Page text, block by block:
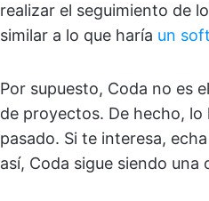
realizar el seguimiento de
similar a lo que haría un
Por supuesto, Coda no es
de proyectos. De hecho,
pasado. Si te interesa,
así, Coda sigue siendo